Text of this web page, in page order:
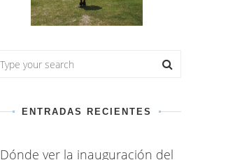
ENTRADAS RECIENTES
Dónde ver la inauguración del